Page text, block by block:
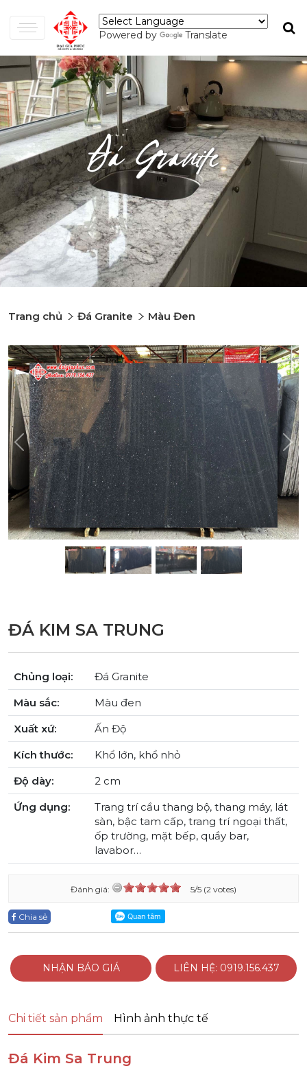
Powered by Translate
Đá Granite
Trang chủ Đá Granite Màu Đen
Previous
ĐÁ KIM SA TRUNG
Chủng loại:
Đá Granite
Màu sắc:
Màu đen
Xuất xứ:
Ấn Độ
Kích thước:
Khổ lớn, khổ nhỏ
Độ dày:
2 cm
Ứng dụng:
Trang trí cầu thang bộ, thang máy, lát
sàn, bậc tam cấp, trang trí ngoại thất,
ốp trường, mặt bếp, quầy bar,
lavabor…
Đánh giá: 5/5 (2 votes)
Chia sẻ
NHẬN BÁO GIÁ LIÊN HỆ: 0919.156.437
Chi tiết sản phẩm Hình ảnh thực tế
Đá Kim Sa Trung